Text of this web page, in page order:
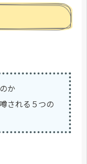
か
される５つの